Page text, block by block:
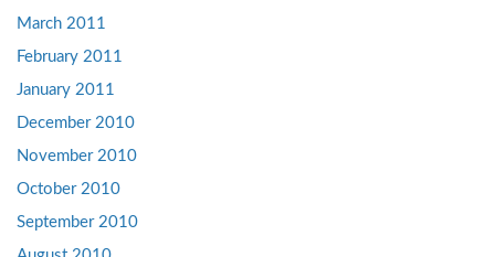
March 2011
February 2011
January 2011
December 2010
November 2010
October 2010
September 2010